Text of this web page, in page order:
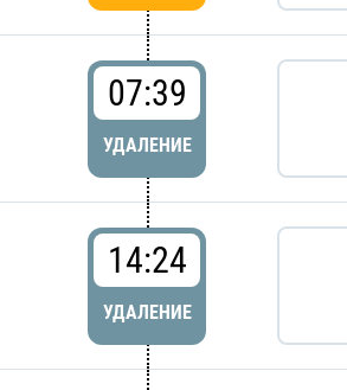
07:39
УДАЛЕНИЕ
14:24
УДАЛЕНИЕ